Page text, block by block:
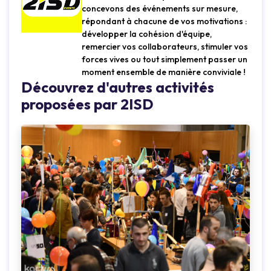
concevons des événements sur mesure,
répondant à chacune de vos motivations :
développer la cohésion d'équipe,
remercier vos collaborateurs, stimuler vos
forces vives ou tout simplement passer un
moment ensemble de manière conviviale !
Découvrez d'autres activités
proposées par 2ISD
Loading...